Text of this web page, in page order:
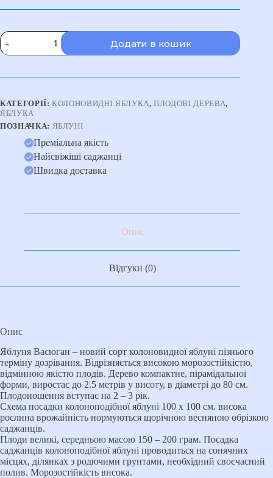
170,00 ₴.
140,00 ₴.
Яблуня
"Васюган"
колона,
термін
Додати в кошик
КАТЕГОРІЇ:КОЛОНОВИДНІ ЯБЛУКА,ПЛОДОВІ ДЕРЕВА,
ЯБЛУКА
ПОЗНАЧКА: ЯБЛУНІ
Преміальна якість
Найсвіжіші саджанці
Швидка доставка
Опис
Відгуки (0)
Опис
Яблуня Васюган – новий сорт колоновидної яблуні пізнього
терміну дозрівання. Відрізняється високою морозостійкістю,
відмінною якістю плодів. Дерево компактне, пірамідальної
форми, виростає до 2.5 метрів у висоту, в діаметрі до 80 см.
Плодоношення вступає на 2 – 3 рік.
Схема посадки колоноподібної яблуні 100 х 100 см. висока
рослина врожайність нормуються щорічною весняною обрізкою
саджанців.
Плоди великі, середньою масою 150 – 200 грам. Посадка
саджанців колоноподібної яблуні проводиться на сонячних
місцях, ділянках з родючими грунтами, необхідний своєчасний
полив. Морозостійкість висока.